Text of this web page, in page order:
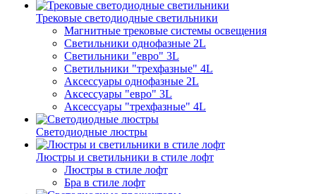
Трековые светодиодные светильники
Магнитные трековые системы освещения
Светильники однофазные 2L
Светильники "евро" 3L
Светильники "трехфазные" 4L
Аксессуары однофазные 2L
Аксессуары "евро" 3L
Аксессуары "трехфазные" 4L
Светодиодные люстры
Люстры и светильники в стиле лофт
Люстры в стиле лофт
Бра в стиле лофт